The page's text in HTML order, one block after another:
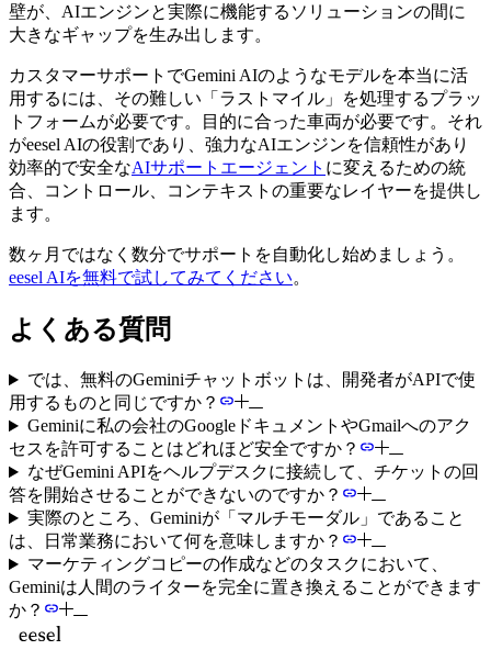
壁が、AIエンジンと実際に機能するソリューションの間に
大きなギャップを生み出します。
カスタマーサポートでGemini AIのようなモデルを本当に活
用するには、その難しい「ラストマイル」を処理するプラッ
トフォームが必要です。目的に合った車両が必要です。それ
がeesel AIの役割であり、強力なAIエンジンを信頼性があり
効率的で安全なAIサポートエージェント に変えるための統
合、コントロール、コンテキストの重要なレイヤーを提供し
ます。
数ヶ月ではなく数分でサポートを自動化し始めましょう。
eesel AIを無料で試してみてください。
よくある質問
では、無料のGeminiチャットボットは、開発者がAPIで使
用するものと同じですか？
Geminiに私の会社のGoogleドキュメントやGmailへのアク
セスを許可することはどれほど安全ですか？
なぜGemini APIをヘルプデスクに接続して、チケットの回
答を開始させることができないのですか？
実際のところ、Geminiが「マルチモーダル」であること
は、日常業務において何を意味しますか？
マーケティングコピーの作成などのタスクにおいて、
Geminiは人間のライターを完全に置き換えることができます
か？